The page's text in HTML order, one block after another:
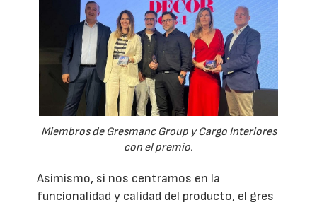
Miembros de Gresmanc Group y Cargo Interiores
con el premio.
Asimismo, si nos centramos en la
funcionalidad y calidad del producto, el gres